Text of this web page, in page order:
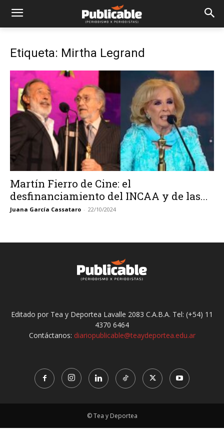
Etiqueta: Mirtha Legrand
Martín Fierro de Cine: el
desfinanciamiento del INCAA y de las...
Juana García Cassataro - 22/10/2024
Editado por Tea y Deportea Lavalle 2083 C.A.B.A. Tel: (+54) 11
4370 6464
Contáctanos: diariopublicable@teaydeportea.edu.ar
© Tea y Deportea